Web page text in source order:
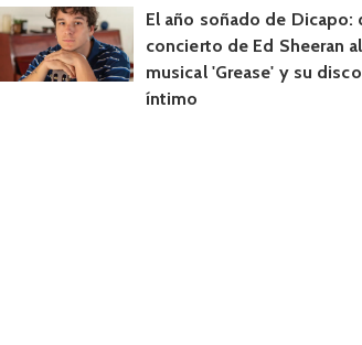
El año soñado de Dicapo:
concierto de Ed Sheeran al
musical 'Grease' y su
íntimo